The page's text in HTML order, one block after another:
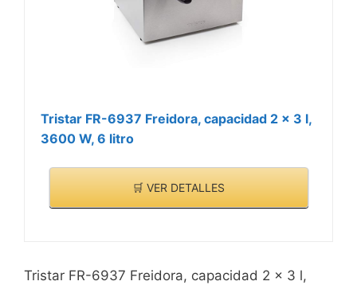
Tristar FR-6937 Freidora, capacidad 2 x 3 l,
3600 W, 6 litro
🛒 VER DETALLES
Tristar FR-6937 Freidora, capacidad 2 x 3 l,